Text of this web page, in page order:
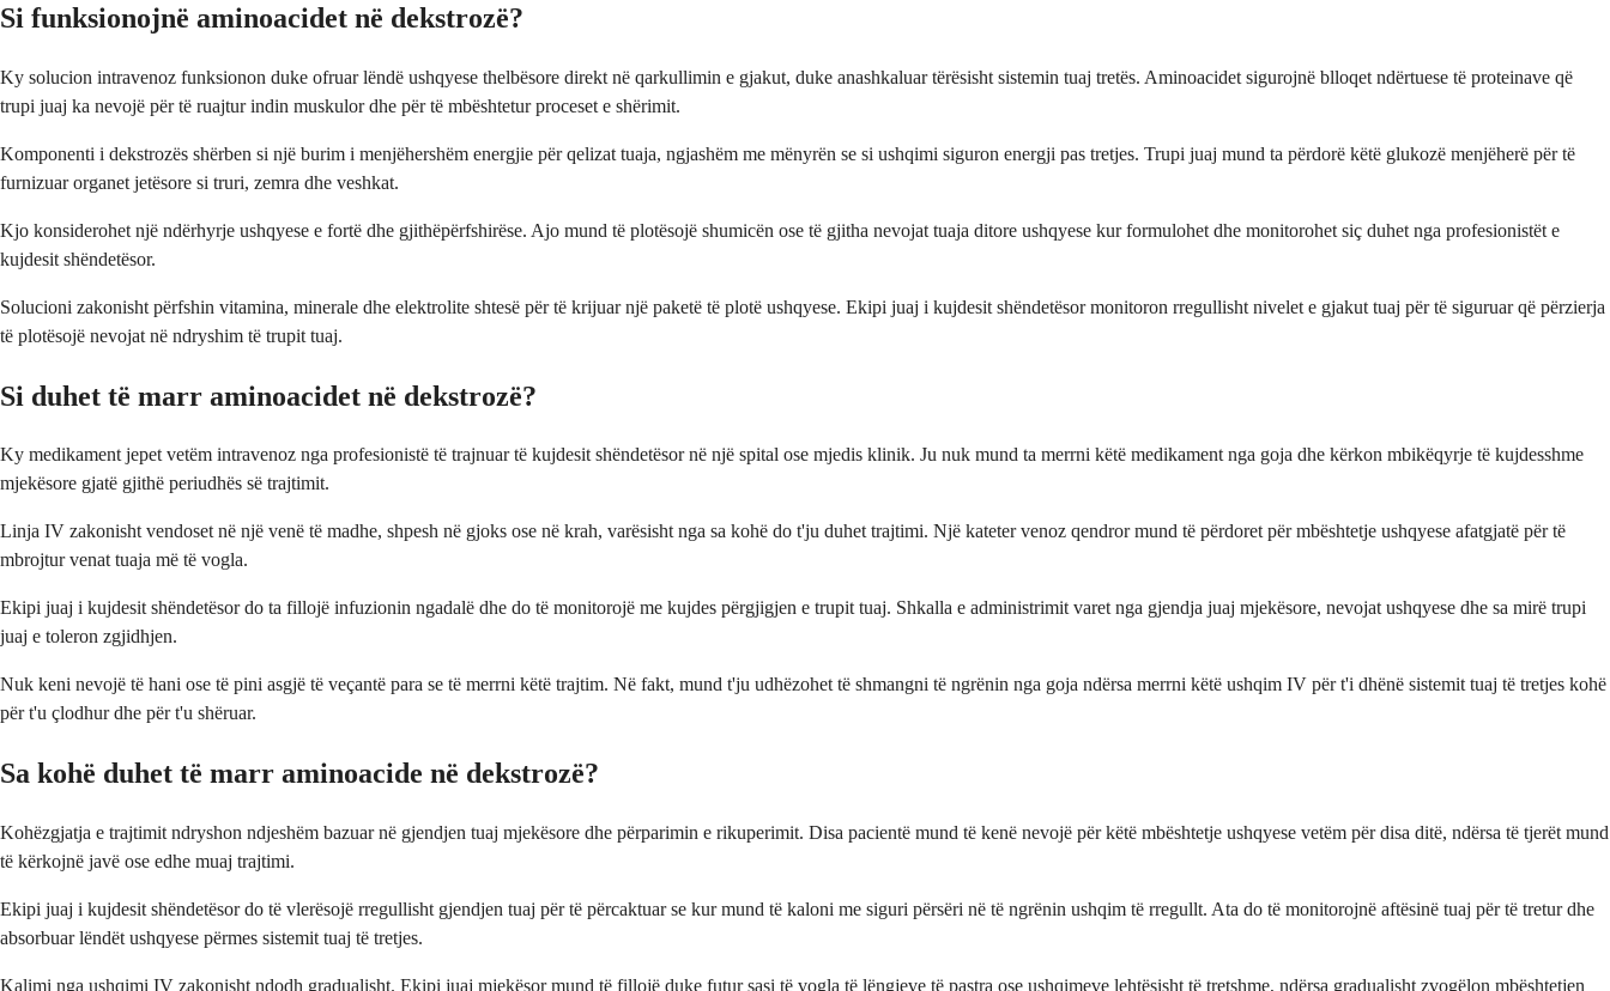
Si funksionojnë aminoacidet në dekstrozë?
Ky solucion intravenoz funksionon duke ofruar lëndë ushqyese thelbësore direkt në qarkullimin e gjakut, duke anashkaluar tërësisht sistemin tuaj tretës. Aminoacidet sigurojnë blloqet ndërtuese të proteinave që
trupi juaj ka nevojë për të ruajtur indin muskulor dhe për të mbështetur proceset e shërimit.
Komponenti i dekstrozës shërben si një burim i menjëhershëm energjie për qelizat tuaja, ngjashëm me mënyrën se si ushqimi siguron energji pas tretjes. Trupi juaj mund ta përdorë këtë glukozë menjëherë për të
furnizuar organet jetësore si truri, zemra dhe veshkat.
Kjo konsiderohet një ndërhyrje ushqyese e fortë dhe gjithëpërfshirëse. Ajo mund të plotësojë shumicën ose të gjitha nevojat tuaja ditore ushqyese kur formulohet dhe monitorohet siç duhet nga profesionistët e
kujdesit shëndetësor.
Solucioni zakonisht përfshin vitamina, minerale dhe elektrolite shtesë për të krijuar një paketë të plotë ushqyese. Ekipi juaj i kujdesit shëndetësor monitoron rregullisht nivelet e gjakut tuaj për të siguruar që përzierja
të plotësojë nevojat në ndryshim të trupit tuaj.
Si duhet të marr aminoacidet në dekstrozë?
Ky medikament jepet vetëm intravenoz nga profesionistë të trajnuar të kujdesit shëndetësor në një spital ose mjedis klinik. Ju nuk mund ta merrni këtë medikament nga goja dhe kërkon mbikëqyrje të kujdesshme
mjekësore gjatë gjithë periudhës së trajtimit.
Linja IV zakonisht vendoset në një venë të madhe, shpesh në gjoks ose në krah, varësisht nga sa kohë do t'ju duhet trajtimi. Një kateter venoz qendror mund të përdoret për mbështetje ushqyese afatgjatë për të
mbrojtur venat tuaja më të vogla.
Ekipi juaj i kujdesit shëndetësor do ta fillojë infuzionin ngadalë dhe do të monitorojë me kujdes përgjigjen e trupit tuaj. Shkalla e administrimit varet nga gjendja juaj mjekësore, nevojat ushqyese dhe sa mirë trupi
juaj e toleron zgjidhjen.
Nuk keni nevojë të hani ose të pini asgjë të veçantë para se të merrni këtë trajtim. Në fakt, mund t'ju udhëzohet të shmangni të ngrënin nga goja ndërsa merrni këtë ushqim IV për t'i dhënë sistemit tuaj të tretjes kohë
për t'u çlodhur dhe për t'u shëruar.
Sa kohë duhet të marr aminoacide në dekstrozë?
Kohëzgjatja e trajtimit ndryshon ndjeshëm bazuar në gjendjen tuaj mjekësore dhe përparimin e rikuperimit. Disa pacientë mund të kenë nevojë për këtë mbështetje ushqyese vetëm për disa ditë, ndërsa të tjerët mund
të kërkojnë javë ose edhe muaj trajtimi.
Ekipi juaj i kujdesit shëndetësor do të vlerësojë rregullisht gjendjen tuaj për të përcaktuar se kur mund të kaloni me siguri përsëri në të ngrënin ushqim të rregullt. Ata do të monitorojnë aftësinë tuaj për të tretur dhe
absorbuar lëndët ushqyese përmes sistemit tuaj të tretjes.
Kalimi nga ushqimi IV zakonisht ndodh gradualisht. Ekipi juaj mjekësor mund të fillojë duke futur sasi të vogla të lëngjeve të pastra ose ushqimeve lehtësisht të tretshme, ndërsa gradualisht zvogëlon mbështetjen